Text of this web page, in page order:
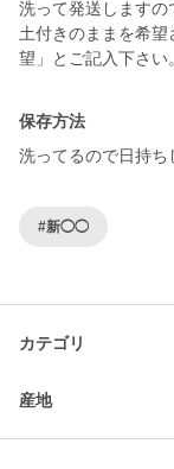
洗って発送しますの
土付きのままを希
望」とご記入下さい。
保存方法
洗ってるので日持ち
#新◯◯
カテゴリ
産地